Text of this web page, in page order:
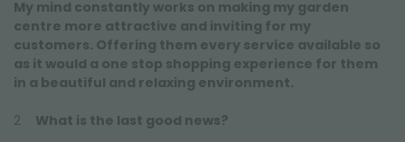
My mind constantly works on making my garden
centre more attractive and inviting for my
customers. Offering them every service available so
as it would a one stop shopping experience for them
in a beautiful and relaxing environment.
2 What is the last good news?